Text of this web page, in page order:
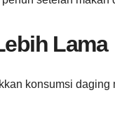
Lama
konsumsi